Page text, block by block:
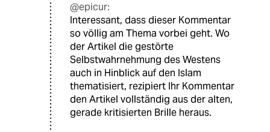
@epicur:
Interessant, dass dieser Kommentar
so völlig am Thema vorbei geht. Wo
der Artikel die gestörte
Selbstwahrnehmung des Westens
auch in Hinblick auf den Islam
thematisiert, rezipiert Ihr Kommentar
den Artikel vollständig aus der alten,
gerade kritisierten Brille heraus.